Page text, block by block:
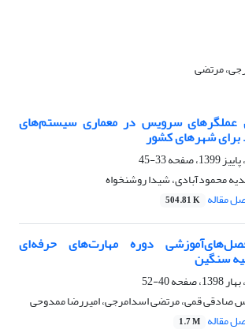
مرتضی
عملگرهای سرویس در معماری سیستم‌های
شهرهای کشور
33-45
محمودآبادی، شیدا روشنخواه
مقاله 504.81 K
دوره مهارت‌های حرفه‌ای
سنگین
40-52
صادقی قمی، مرتضی اسدامرجی، امیررضا ممدوحی
مقاله 1.7 M